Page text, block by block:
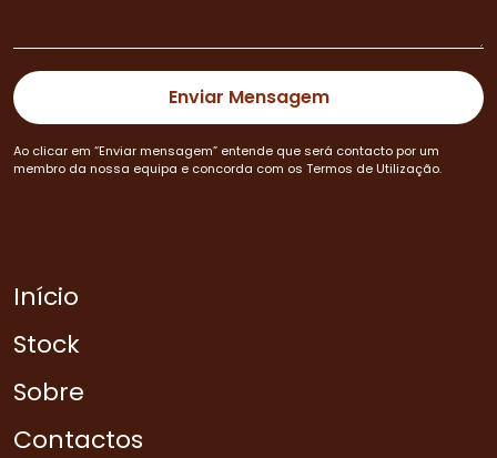
Ao clicar em “Enviar mensagem” entende que será contacto por um
membro da nossa equipa e concorda com os Termos de Utilização.
Início
Stock
Sobre
Contactos